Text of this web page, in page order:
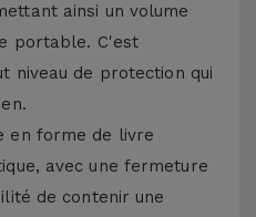
ainsi un volume
portable. C'est
niveau de protection qui
en forme de livre
avec une fermeture
de contenir une